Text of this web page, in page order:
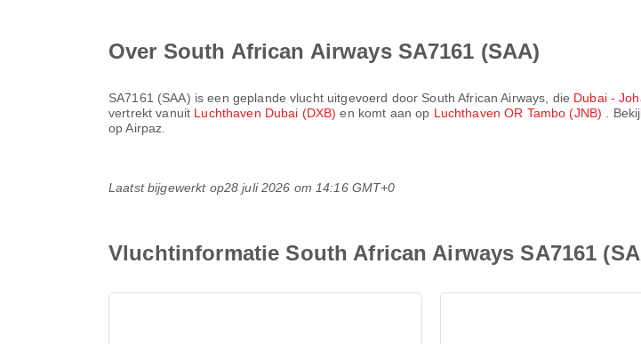
Over South African Airways SA7161 (SAA)
SA7161 (SAA) is een geplande vlucht uitgevoerd door South African Airways , die Dubai -
vertrekt vanuit Luchthaven Dubai (DXB)en komt aan op Luchthaven OR Tambo (JNB)
.
op Airpaz.
Laatst bijgewerkt op28 juli 2026 om 14:16 GMT+0
Vluchtinformatie South African Airways SA7161